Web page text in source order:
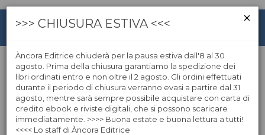
Ugo Sartorio
Ugo Sartorio è docente di teologia sistematica presso la
Facoltà Teologica del Triveneto, sede di Padova. È stato
>>> CHIUSURA ESTIVA <<<
Àncora Editrice chiuderà per la pausa estiva dall'8 al 30
agosto. Prima della chiusura garantiamo la spedizione dei
libri ordinati entro e non oltre il 2 agosto. Gli ordini effettuati
durante il periodo di chiusura verranno evasi a partire dal 31
agosto, mentre sarà sempre possibile acquistare con carta di
credito ebook e riviste digitali, che si possono scaricare
immediatamente. >>>> Buona estate e buona lettura a tutti!
<<<< Lo staff di Àncora Editrice